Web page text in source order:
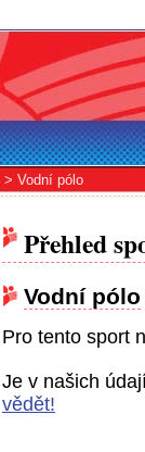
> Vodní pólo
Přehled
Vodní pólo
Pro tento sport
Je v našich
vědět!